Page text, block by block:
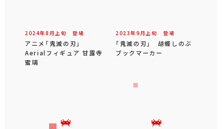
2024年8 月 上旬 登場
アニメ「鬼滅の刃」
Aerialフィギュア 甘露寺
蜜璃
2023年9 月 上旬 登場
「鬼滅の刃」 胡蝶しのぶ
ブックマーカー